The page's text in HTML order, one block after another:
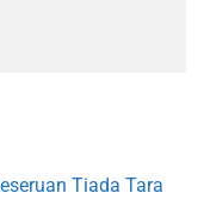
Tiada Tara